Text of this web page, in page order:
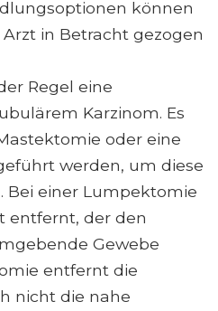
können
in Betracht gezogen
Regel eine
Karzinom. Es
oder eine
werden, um diese
Bei einer Lumpektomie
entfernt, der den
Gewebe
entfernt die
nicht die nahe